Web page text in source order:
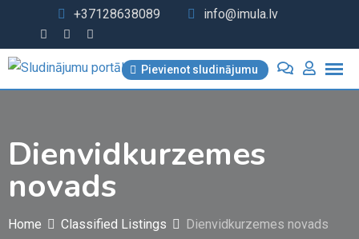
content
+37128638089 info@imula.lv
Pievienot sludinājumu
Dienvidkurzemes
novads
Home Classified Listings Dienvidkurzemes novads